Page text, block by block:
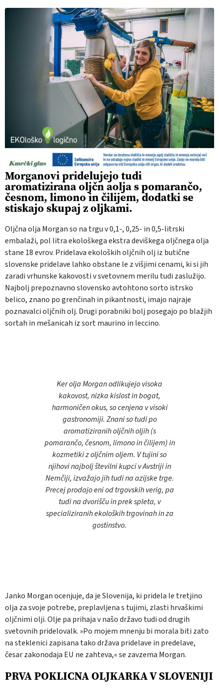
Morganovi pridelujejo tudi
aromatizirana oljčn aolja s pomarančo,
česnom, limono in čilijem, dodatki se
stiskajo skupaj z oljkami.
Oljčna olja Morgan so na trgu v 0,1-, 0,25- in 0,5-litrski
embalaži, pol litra ekološkega ekstra deviškega oljčnega olja
stane 18 evrov. Pridelava ekoloških oljčnih olj iz butične
slovenske pridelave lahko obstane le z višjimi cenami, ki si jih
zaradi vrhunske kakovosti v svetovnem merilu tudi zaslužijo.
Najbolj prepoznavno slovensko avtohtono sorto istrsko
belico, znano po grenčinah in pikantnosti, imajo najraje
poznavalci oljčnih olj. Drugi porabniki bolj posegajo po blažjih
sortah in mešanicah iz sort maurino in leccino.
Ker olja Morgan odlikujejo visoka
kakovost, nizka kislost in bogat,
harmoničen okus, so cenjena v visoki
gastronomiji. Znani so tudi po
aromatiziranih oljčnih oljih (s
pomarančo, česnom, limono in čilijem) in
kozmetiki z oljčnim oljem. V tujini so
njihovi najbolj številni kupci v Avstriji in
Nemčiji, izvažajo jih tudi na azijske trge.
Precej prodajo eni od trgovskih verig, pa
tudi na dvorišču in prek spleta, v
specializiranih ekoloških trgovinah in za
gostinstvo.
Janko Morgan ocenjuje, da je Slovenija, ki pridela le tretjino
olja za svoje potrebe, preplavljena s tujimi, zlasti hrvaškimi
oljčnimi olji. Olje pa prihaja v našo državo tudi od drugih
svetovnih pridelovalk. »Po mojem mnenju bi morala biti zato
na steklenici zapisana tako država pridelave in predelave,
česar zakonodaja EU ne zahteva,« se zavzema Morgan.
PRVA POKLICNA OLJKARKA V SLOVENIJI